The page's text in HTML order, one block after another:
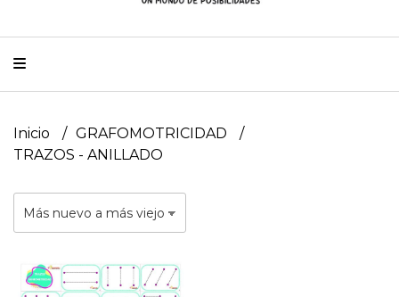
Inicio
GRAFOMOTRICIDAD
TRAZOS - ANILLADO